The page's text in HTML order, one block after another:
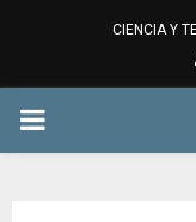
CIENCIA Y
PRIMARY